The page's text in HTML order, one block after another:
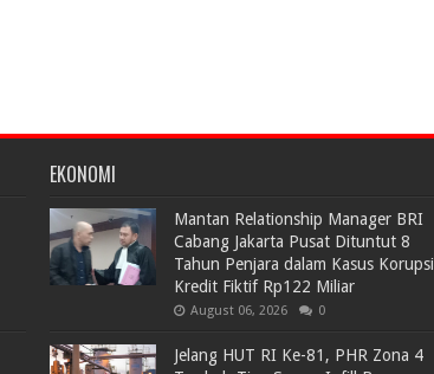
EKONOMI
Mantan Relationship Manager BRI
Cabang Jakarta Pusat Dituntut 8
Tahun Penjara dalam Kasus Korupsi
Kredit Fiktif Rp122 Miliar
August 06, 2026 0
Jelang HUT RI Ke-81, PHR Zona 4